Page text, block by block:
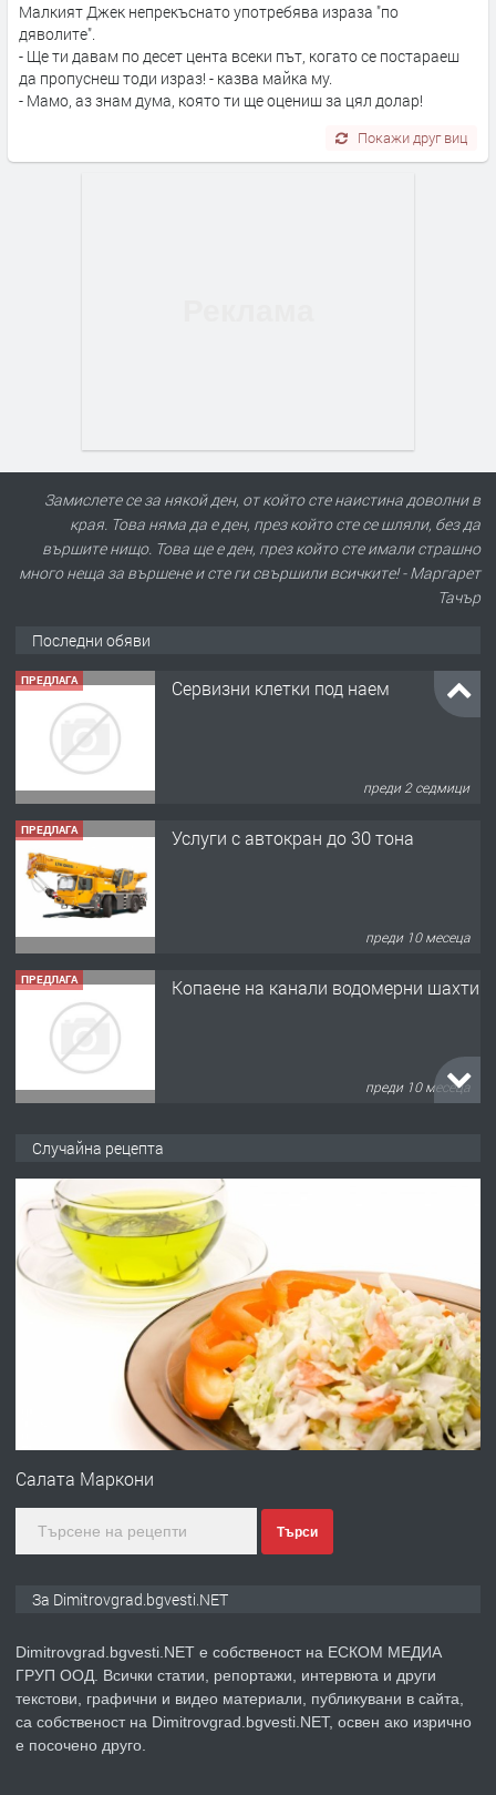
Малкият Джек непрекъснато употребява израза "по
дяволите".
- Ще ти давам по десет цента всеки път, когато се постараеш
да пропуснеш тоди израз! - казва майка му.
- Мамо, аз знам дума, която ти ще оцениш за цял долар!
Покажи друг виц
Замислете се за някой ден, от който сте наистина доволни в
края. Това няма да е ден, през който сте се шляли, без да
вършите нищо. Това ще е ден, през който сте имали страшно
много неща за вършене и сте ги свършили всичките! - Маргарет
Тачър
Последни обяви
ПРЕДЛАГА Сервизни клетки под наем
преди 2 седмици
ПРЕДЛАГА Услуги с автокран до 30 тона
преди 10 месеца
ПРЕДЛАГА Копаене на канали водомерни шахти
преди 10 месеца
ПРЕДЛАГА
Отпушване на канали тоалетни
вертикални щрангове
преди 11 месеца
Онлайн магазин за всички!
преди 2 месеца
ПРЕДЛАГА Къща в Странско
Случайна рецепта
Салата Маркони
Търси
За Dimitrovgrad.bgvesti.NET
Dimitrovgrad.bgvesti.NET е собственост на ЕСКОМ МЕДИА
ГРУП ООД. Всички статии, репортажи, интервюта и други
текстови, графични и видео материали, публикувани в сайта,
са собственост на Dimitrovgrad.bgvesti.NET, освен ако изрично
е посочено друго.